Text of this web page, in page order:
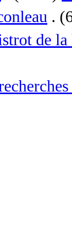
.
de la